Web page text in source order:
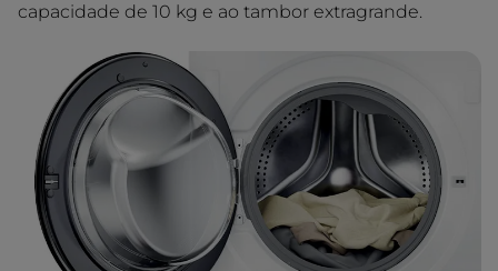
capacidade de 10 kg e ao tambor extragrande.